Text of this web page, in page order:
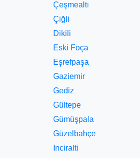
Çeşmealtı
Çiğli
Dikili
Eski Foça
Eşrefpaşa
Gaziemir
Gediz
Gültepe
Gümüşpala
Güzelbahçe
Inciralti